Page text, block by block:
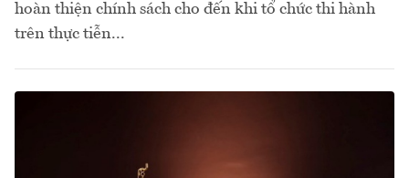
hoàn thiện chính sách cho đến khi tổ chức thi hành
trên thực tiễn...